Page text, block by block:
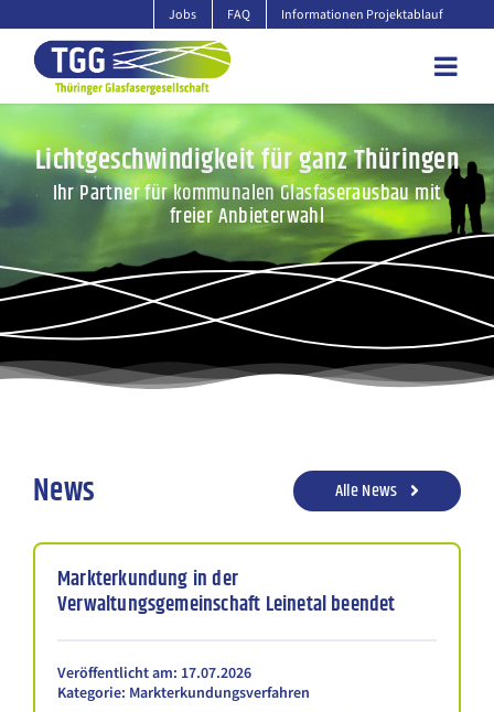
Inhalt
springen
Jobs FAQ Informationen Projektablauf
Lichtgeschwindigkeit für ganz Thüringen
Ihr Partner für kommunalen Glasfaserausbau mit
freier Anbieterwahl
News Alle News
Markterkundung in der
Verwaltungsgemeinschaft Leinetal beendet
Veröffentlicht am: 17.07.2026
Kategorie: Markterkundungsverfahren